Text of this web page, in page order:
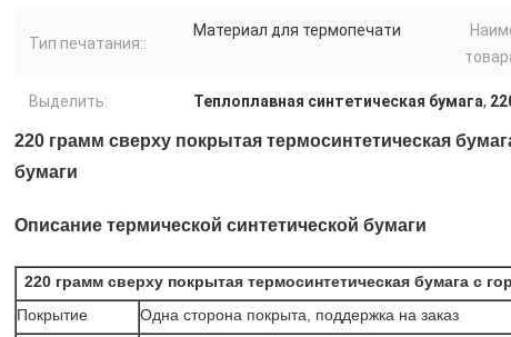
Тип печатания::
Материал для термопечати
Выделить: Теплоплавная синтетическая бумага,
220 грамм сверху покрытая термосинтетическая
бумаги
Описание термической синтетической бумаги
220 грамм сверху покрытая термосинтетическая бумага с
Покрытие
Одна сторона покрыта, поддержка на заказ